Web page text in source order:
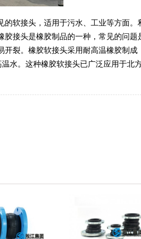
的软接头，适用于污水、工业等方面。
胶接头是橡胶制品的一种，常见的问题
开裂。橡胶软接头采用耐高温橡胶制成
水。这种橡胶软接头已广泛应用于北